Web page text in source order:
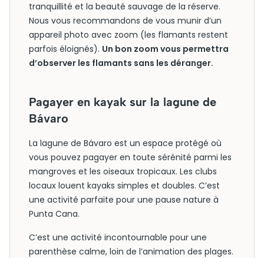
tranquillité et la beauté sauvage de la réserve.
Nous vous recommandons de vous munir d’un
appareil photo avec zoom (les flamants restent
parfois éloignés). Un bon zoom vous permettra
d’observer les flamants sans les déranger.
Pagayer en kayak sur la lagune de
Bávaro
La lagune de Bávaro est un espace protégé où
vous pouvez pagayer en toute sérénité parmi les
mangroves et les oiseaux tropicaux. Les clubs
locaux louent kayaks simples et doubles. C’est
une activité parfaite pour une pause nature à
Punta Cana.
C’est une activité incontournable pour une
parenthèse calme, loin de l’animation des plages.